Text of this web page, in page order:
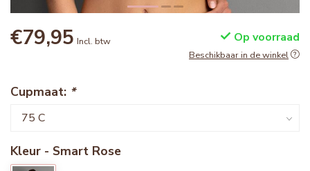
€79,95 Incl. btw Op voorraad
Beschikbaar in de winkel
Cupmaat: *
Kleur - Smart Rose